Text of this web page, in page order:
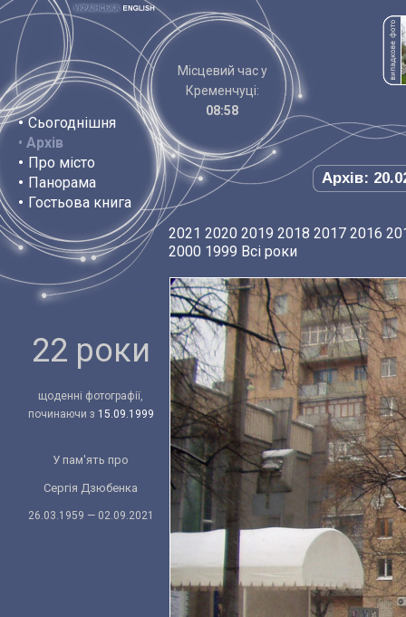
• Сьогоднішня
• Архів
• Про місто
• Панорама
• Гостьова книга
Місцевий час у
Кременчуці:
08:58
Архів:
22 роки
щоденні фотографії,
починаючи з 15.09.1999
У пам'ять про
Сергія Дзюбенка
26.03.1959 — 02.09.2021
2021 2020 2019 2018 2017 2016
2000 1999 Всі роки